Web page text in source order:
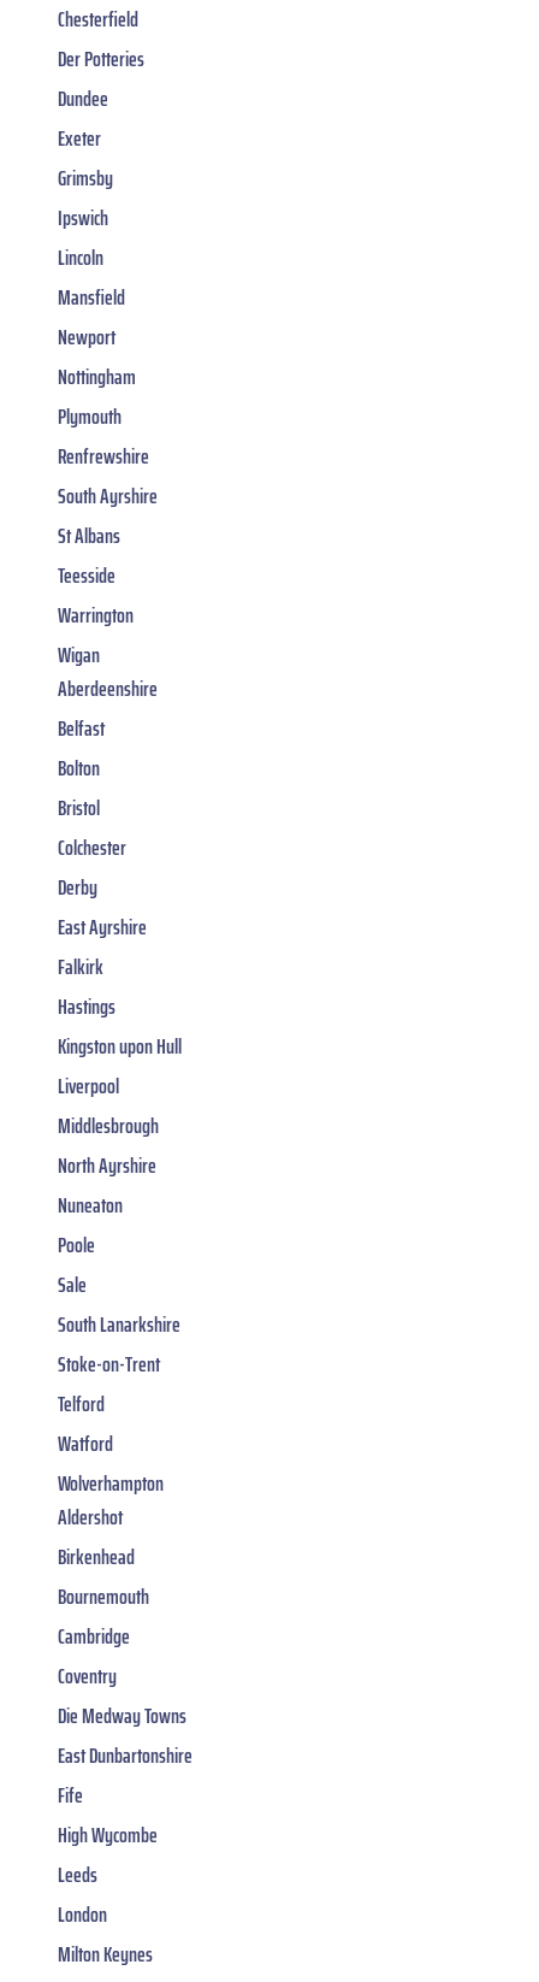
Chesterfield
Der Potteries
Dundee
Exeter
Grimsby
Ipswich
Lincoln
Mansfield
Newport
Nottingham
Plymouth
Renfrewshire
South Ayrshire
St Albans
Teesside
Warrington
Wigan
Aberdeenshire
Belfast
Bolton
Bristol
Colchester
Derby
East Ayrshire
Falkirk
Hastings
Kingston upon Hull
Liverpool
Middlesbrough
North Ayrshire
Nuneaton
Poole
Sale
South Lanarkshire
Stoke-on-Trent
Telford
Watford
Wolverhampton
Aldershot
Birkenhead
Bournemouth
Cambridge
Coventry
Die Medway Towns
East Dunbartonshire
Fife
High Wycombe
Leeds
London
Milton Keynes